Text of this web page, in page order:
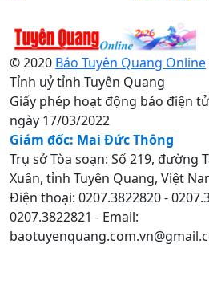
© 2020 Báo Tuyên Quang Online
Tỉnh uỷ tỉnh Tuyên Quang
Giấy phép hoạt động báo điện tử
ngày 17/03/2022
Giám đốc: Mai Đức Thông
Trụ sở Tòa soạn: Số 219, đường
Xuân, tỉnh Tuyên Quang, Việt
Điện thoại: 0207.3822820 -
0207.3822821 - Email: